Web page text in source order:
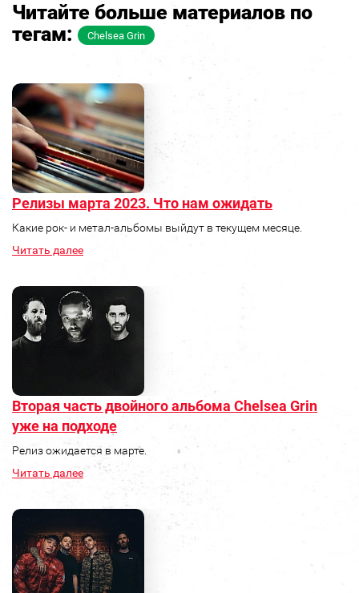
Читайте больше материалов по
тегам:
Chelsea Grin
Релизы марта 2023. Что нам ожидать
Какие рок- и метал-альбомы выйдут в текущем месяце.
Читать далее
Вторая часть двойного альбома Chelsea Grin
уже на подходе
Релиз ожидается в марте.
Читать далее